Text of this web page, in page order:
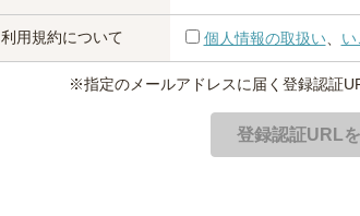
利用規約について 個人情報の取扱い、
※指定のメールアドレスに届く登録認証